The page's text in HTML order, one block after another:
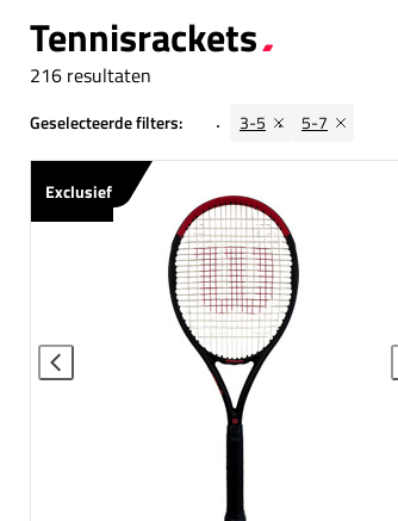
Tennisrackets
216 resultaten
Geselecteerde filters: 3-5 5-7
Exclusief